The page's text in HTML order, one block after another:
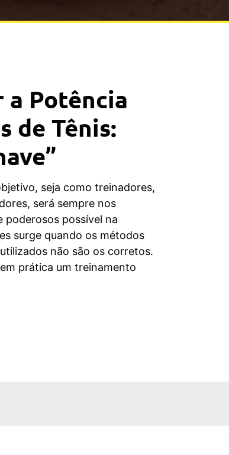
a Potência
de Tênis:
seja como treinadores,
será sempre nos
poderosos possível na
surge quando os métodos
não são os corretos.
prática um treinamento